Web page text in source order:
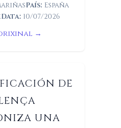
País: España
Data: 10/07/2026
→
DE
UNA